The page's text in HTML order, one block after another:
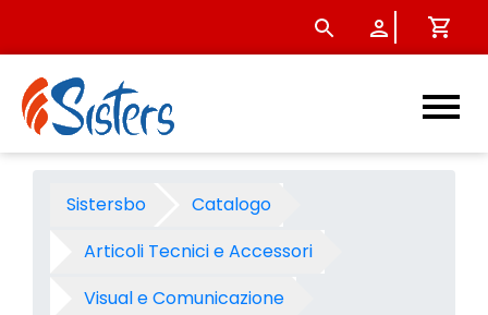
Blocchi Ricambio Lavagna
Sistersbo
Catalogo
Articoli Tecnici e Accessori
Visual e Comunicazione